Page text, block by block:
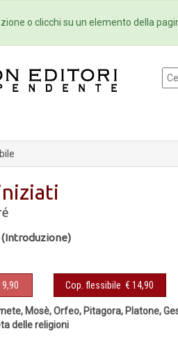
Collane
9,90 Cop. flessibile € 14,90
Mosè, Orfeo, Pitagora, Platone,
delle religioni
o clicchi su un elemento della